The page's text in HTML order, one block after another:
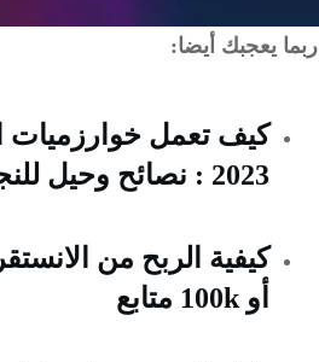
يعجبك أيضا:
كيف تعمل خوارزميات
2023 : نصائح وحيل للنجاح